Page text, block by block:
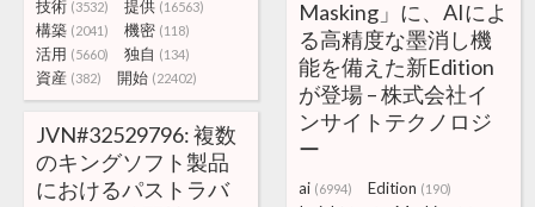
技術 (3532) 提供 (16563)
構築 (2041) 機密 (118)
活用 (5660) 独自 (134)
資産 (382) 開始 (22402)
Masking」に、AIによ
る高精度な墨消し機
能を備えた新Edition
が登場 – 株式会社イ
ンサイトテクノロジ
ー
ai (6994) Edition (190)
JVN#32529796: 複数
のキングソフト製品
におけるパストラバ